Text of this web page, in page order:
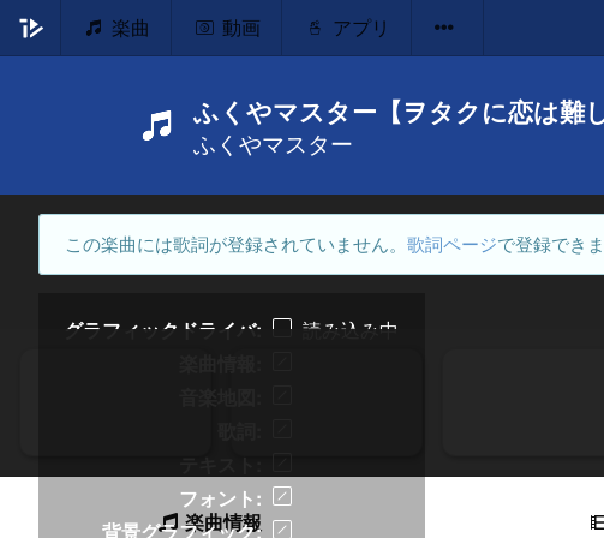
楽曲 動画 アプリ
ふくやマスター【ヲタクに恋は
ふくやマスター
この楽曲には歌詞が登録されていません。 歌詞ページで登録できま
グラフィックドライバ
読み込み中
フォント
背景グラフィック
楽曲情報